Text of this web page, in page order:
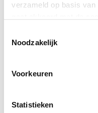
verzameld op basis
Noodzakelijk
Voorkeuren
Statistieken